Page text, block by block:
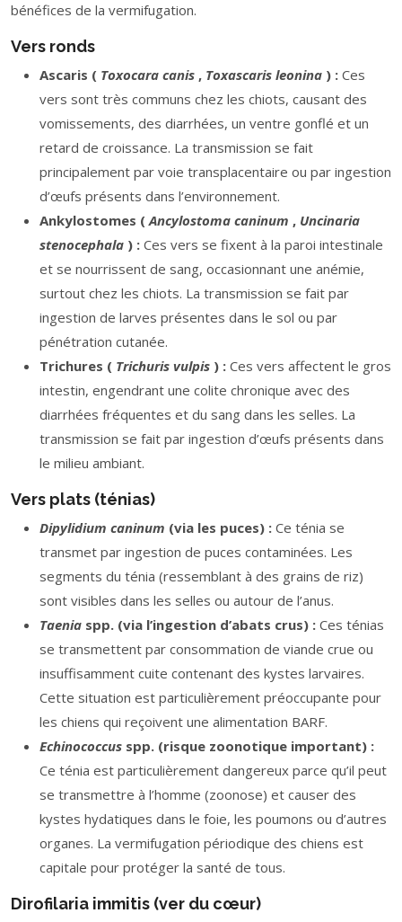
bénéfices de la vermifugation.
Vers ronds
Ascaris ( Toxocara canis , Toxascaris leonina ) : Ces
vers sont très communs chez les chiots, causant des
vomissements, des diarrhées, un ventre gonflé et un
retard de croissance. La transmission se fait
principalement par voie transplacentaire ou par ingestion
d’œufs présents dans l’environnement.
Ankylostomes (Ancylostoma caninum , Uncinaria
stenocephala ) : Ces vers se fixent à la paroi intestinale
et se nourrissent de sang, occasionnant une anémie,
surtout chez les chiots. La transmission se fait par
ingestion de larves présentes dans le sol ou par
pénétration cutanée.
Trichures ( Trichuris vulpis ) : Ces vers affectent le gros
intestin, engendrant une colite chronique avec des
diarrhées fréquentes et du sang dans les selles. La
transmission se fait par ingestion d’œufs présents dans
le milieu ambiant.
Vers plats (ténias)
Dipylidium caninum (via les puces) : Ce ténia se
transmet par ingestion de puces contaminées. Les
segments du ténia (ressemblant à des grains de riz)
sont visibles dans les selles ou autour de l’anus.
Taenia spp. (via l’ingestion d’abats crus) : Ces ténias
se transmettent par consommation de viande crue ou
insuffisamment cuite contenant des kystes larvaires.
Cette situation est particulièrement préoccupante pour
les chiens qui reçoivent une alimentation BARF.
Echinococcus spp. (risque zoonotique important) :
Ce ténia est particulièrement dangereux parce qu’il peut
se transmettre à l’homme (zoonose) et causer des
kystes hydatiques dans le foie, les poumons ou d’autres
organes. La vermifugation périodique des chiens est
capitale pour protéger la santé de tous.
Dirofilaria immitis (ver du cœur)